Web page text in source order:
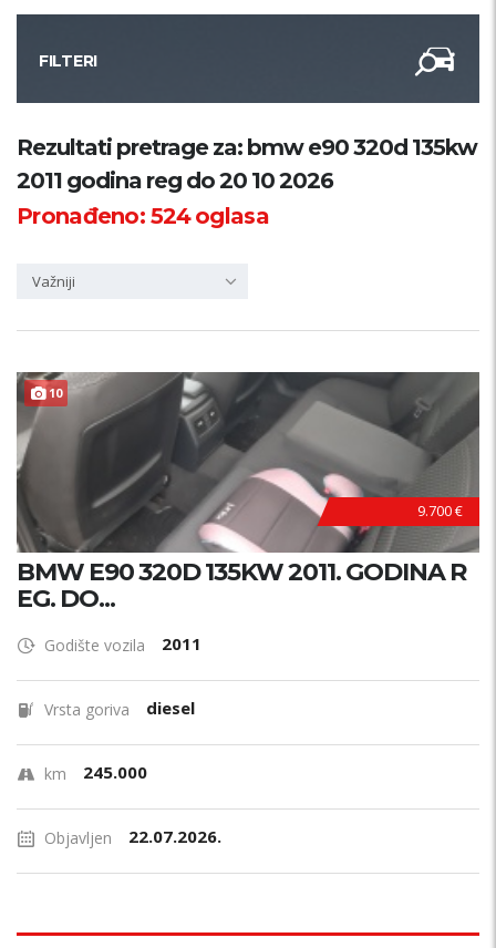
FILTERI
Kategorija
Županija
Rezultati pretrage za: bmw e90 320d 135kw
2011 godina reg do 20 10 2026
Pronađeno:524oglasa
Važniji
10
9.700 €
BMW E90 320D 135KW 2011. GODINA R
EG. DO...
Godište vozila 2011
Vrsta goriva diesel
km 245.000
Objavljen 22.07.2026.